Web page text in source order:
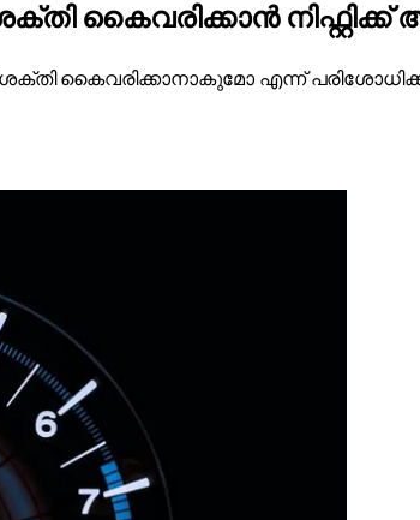
നിഫ്റ്റിക്ക്
എന്ന് പരിശോധിക്കുന്നു. Larsen